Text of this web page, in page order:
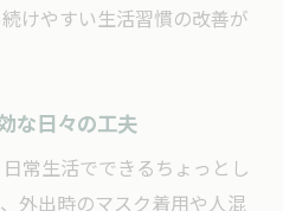
けやすい生活習慣の改善が
な日々の工夫
常生活でできるちょっとし
外出時のマスク着用や人混